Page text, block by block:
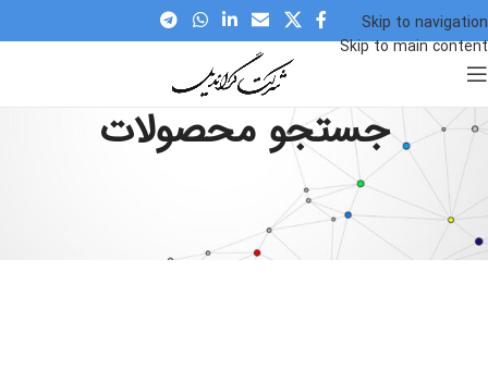
Skip to navigation
Skip to main content
جستجو محصولات